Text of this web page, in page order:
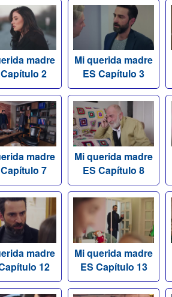
madre
2
Mi querida madre
ES Capítulo 3
madre
7
Mi querida madre
ES Capítulo 8
madre
12
Mi querida madre
ES Capítulo 13